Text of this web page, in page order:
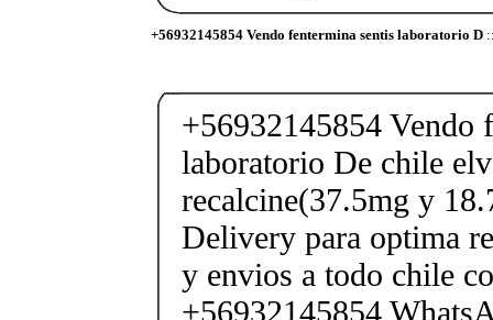
+56932145854 Vendo fentermina sentis laboratorio D::
+56932145854 Vendo
laboratorio De chile
recalcine(37.5mg y
Delivery para optima
y envios a todo chile
+56932145854